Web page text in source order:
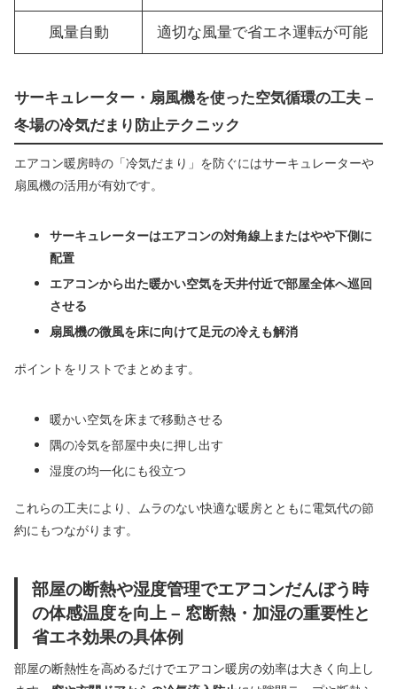
風量自動 適切な風量で省エネ運転が可能
サーキュレーター・扇風機を使った空気循環の工夫 –
冬場の冷気だまり防止テクニック
エアコン暖房時の「冷気だまり」を防ぐにはサーキュレーターや
扇風機の活用が有効です。
サーキュレーターはエアコンの対角線上またはやや下側に
配置
エアコンから出た暖かい空気を天井付近で部屋全体へ巡回
させる
扇風機の微風を床に向けて足元の冷えも解消
ポイントをリストでまとめます。
暖かい空気を床まで移動させる
隅の冷気を部屋中央に押し出す
湿度の均一化にも役立つ
これらの工夫により、ムラのない快適な暖房とともに電気代の節
約にもつながります。
部屋の断熱や湿度管理でエアコンだんぼう時
の体感温度を向上 – 窓断熱・加湿の重要性と
省エネ効果の具体例
部屋の断熱性を高めるだけでエアコン暖房の効率は大きく向上し